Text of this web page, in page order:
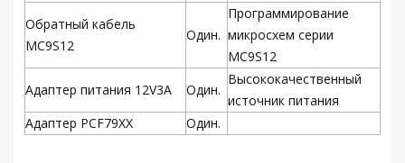
Обратный кабель
MC9S12
Один.
Программирование
микросхем серии
MC9S12
Адаптер питания 12V3A
Один.
Высококачественный
источник питания
Адаптер PCF79XX
Один.